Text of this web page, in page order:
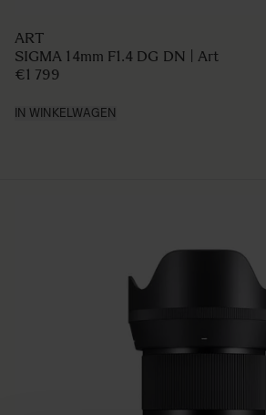
ART
SIGMA 14mm F1.4 DG DN | Art
€1 799
IN WINKELWAGEN